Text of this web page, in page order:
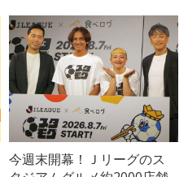
今週末開幕！Ｊリーグのス